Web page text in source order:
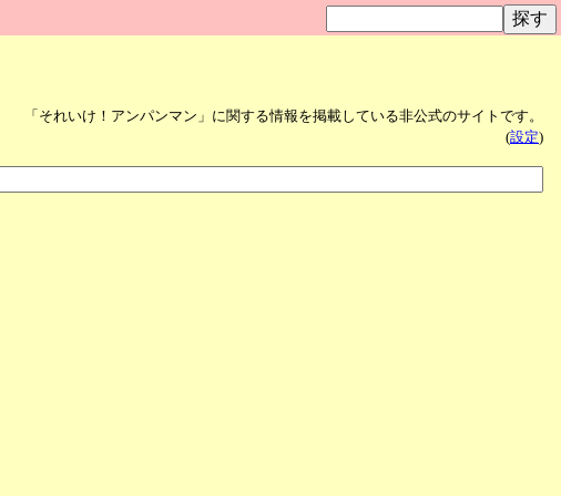
「それいけ！アンパンマン」に関する情報を掲載している非公式のサイトです。
(設定)